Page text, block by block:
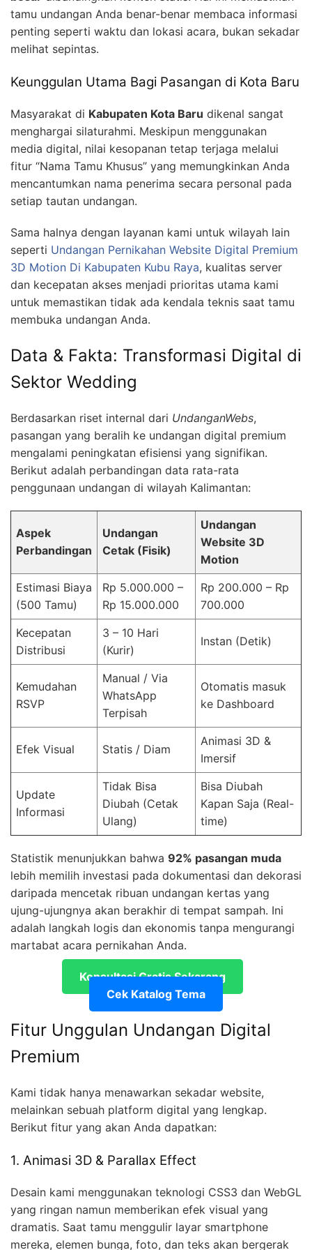
tamu undangan Anda benar-benar membaca informasi
penting seperti waktu dan lokasi acara, bukan sekadar
melihat sepintas.
Keunggulan Utama Bagi Pasangan di Kota Baru
Masyarakat di Kabupaten Kota Baru dikenal sangat
menghargai silaturahmi. Meskipun menggunakan
media digital, nilai kesopanan tetap terjaga melalui
fitur “Nama Tamu Khusus” yang memungkinkan Anda
mencantumkan nama penerima secara personal pada
setiap tautan undangan.
Sama halnya dengan layanan kami untuk wilayah lain
seperti Undangan Pernikahan Website Digital Premium
3D Motion Di Kabupaten Kubu Raya, kualitas server
dan kecepatan akses menjadi prioritas utama kami
untuk memastikan tidak ada kendala teknis saat tamu
membuka undangan Anda.
Data & Fakta: Transformasi Digital di
Sektor Wedding
Berdasarkan riset internal dari UndanganWebs,
pasangan yang beralih ke undangan digital premium
mengalami peningkatan efisiensi yang signifikan.
Berikut adalah perbandingan data rata-rata
penggunaan undangan di wilayah Kalimantan:
Aspek
Perbandingan
Undangan
Cetak (Fisik)
Undangan
Website 3D
Motion
Estimasi Biaya
(500 Tamu)
Rp 5.000.000 –
Rp 15.000.000
Rp 200.000 – Rp
700.000
Kecepatan
Distribusi
3 – 10 Hari
(Kurir)
Instan (Detik)
Kemudahan
RSVP
Manual / Via
WhatsApp
Terpisah
Otomatis masuk
ke Dashboard
Efek Visual Statis / Diam
Animasi 3D &
Imersif
Update
Informasi
Tidak Bisa
Diubah (Cetak
Ulang)
Bisa Diubah
Kapan Saja (Real-
time)
Statistik menunjukkan bahwa 92% pasangan muda
lebih memilih investasi pada dokumentasi dan dekorasi
daripada mencetak ribuan undangan kertas yang
ujung-ujungnya akan berakhir di tempat sampah. Ini
adalah langkah logis dan ekonomis tanpa mengurangi
martabat acara pernikahan Anda.
Konsultasi Gratis Sekarang
Cek Katalog Tema
Fitur Unggulan Undangan Digital
Premium
Kami tidak hanya menawarkan sekadar website,
melainkan sebuah platform digital yang lengkap.
Berikut fitur yang akan Anda dapatkan:
1. Animasi 3D & Parallax Effect
Desain kami menggunakan teknologi CSS3 dan WebGL
yang ringan namun memberikan efek visual yang
dramatis. Saat tamu menggulir layar smartphone
mereka, elemen bunga, foto, dan teks akan bergerak